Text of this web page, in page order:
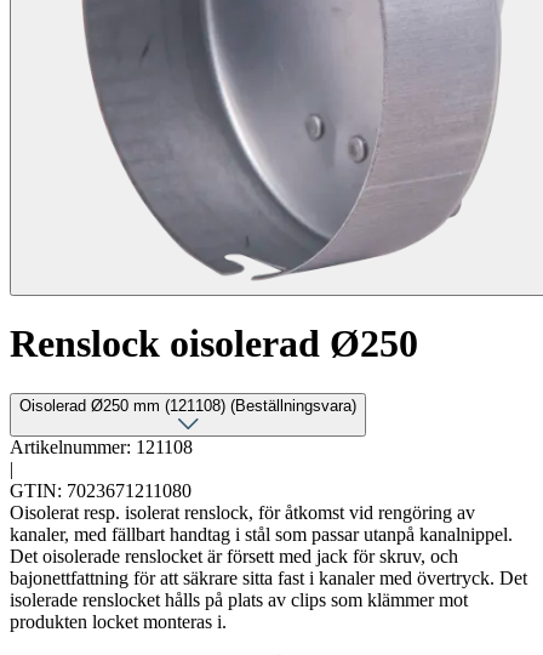
Renslock oisolerad Ø250
Oisolerad Ø250 mm (121108) (Beställningsvara)
Artikelnummer: 121108
|
GTIN: 7023671211080
Oisolerat resp. isolerat renslock, för åtkomst vid rengöring av
kanaler, med fällbart handtag i stål som passar utanpå kanalnippel.
Det oisolerade renslocket är försett med jack för skruv, och
bajonettfattning för att säkrare sitta fast i kanaler med övertryck. Det
isolerade renslocket hålls på plats av clips som klämmer mot
produkten locket monteras i.